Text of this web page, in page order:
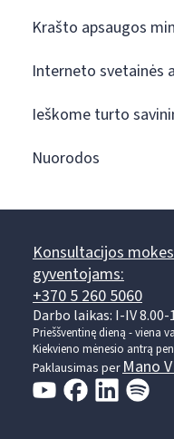
Krašto apsaugos
Interneto svetainės
Ieškome turto
Nuorodos
Konsultacijos
gyventojams:
+370 5 260 5060
Darbo laikas: I-IV 8.00-
Prieššventinę dieną - viena
Kiekvieno mėnesio antrą
Paklausimas per Mano